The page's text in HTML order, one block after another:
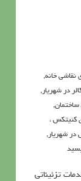
,
در شهریار,
,
کنیتکس ،
در شهریار,
تزئیناتی